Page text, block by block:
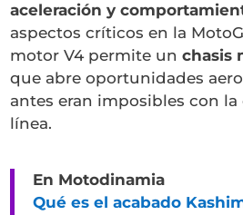
aceleración y
aspectos críticos en la
motor V4 permite unchasis
que abre oportunidades
antes eran imposibles con
línea.
En Motodinamia
Qué es el acabado